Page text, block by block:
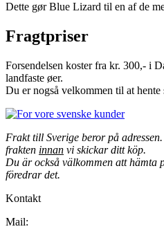
Dette gør Blue Lizard til en af de
Fragtpriser
Forsendelsen koster fra kr. 300,- i
landfaste øer.
Du er nogså velkommen til at
Frakt till Sverige beror på
frakten innan vi skickar ditt köp.
Du är också välkommen att hämta
föredrar det.
Kontakt
Mail: